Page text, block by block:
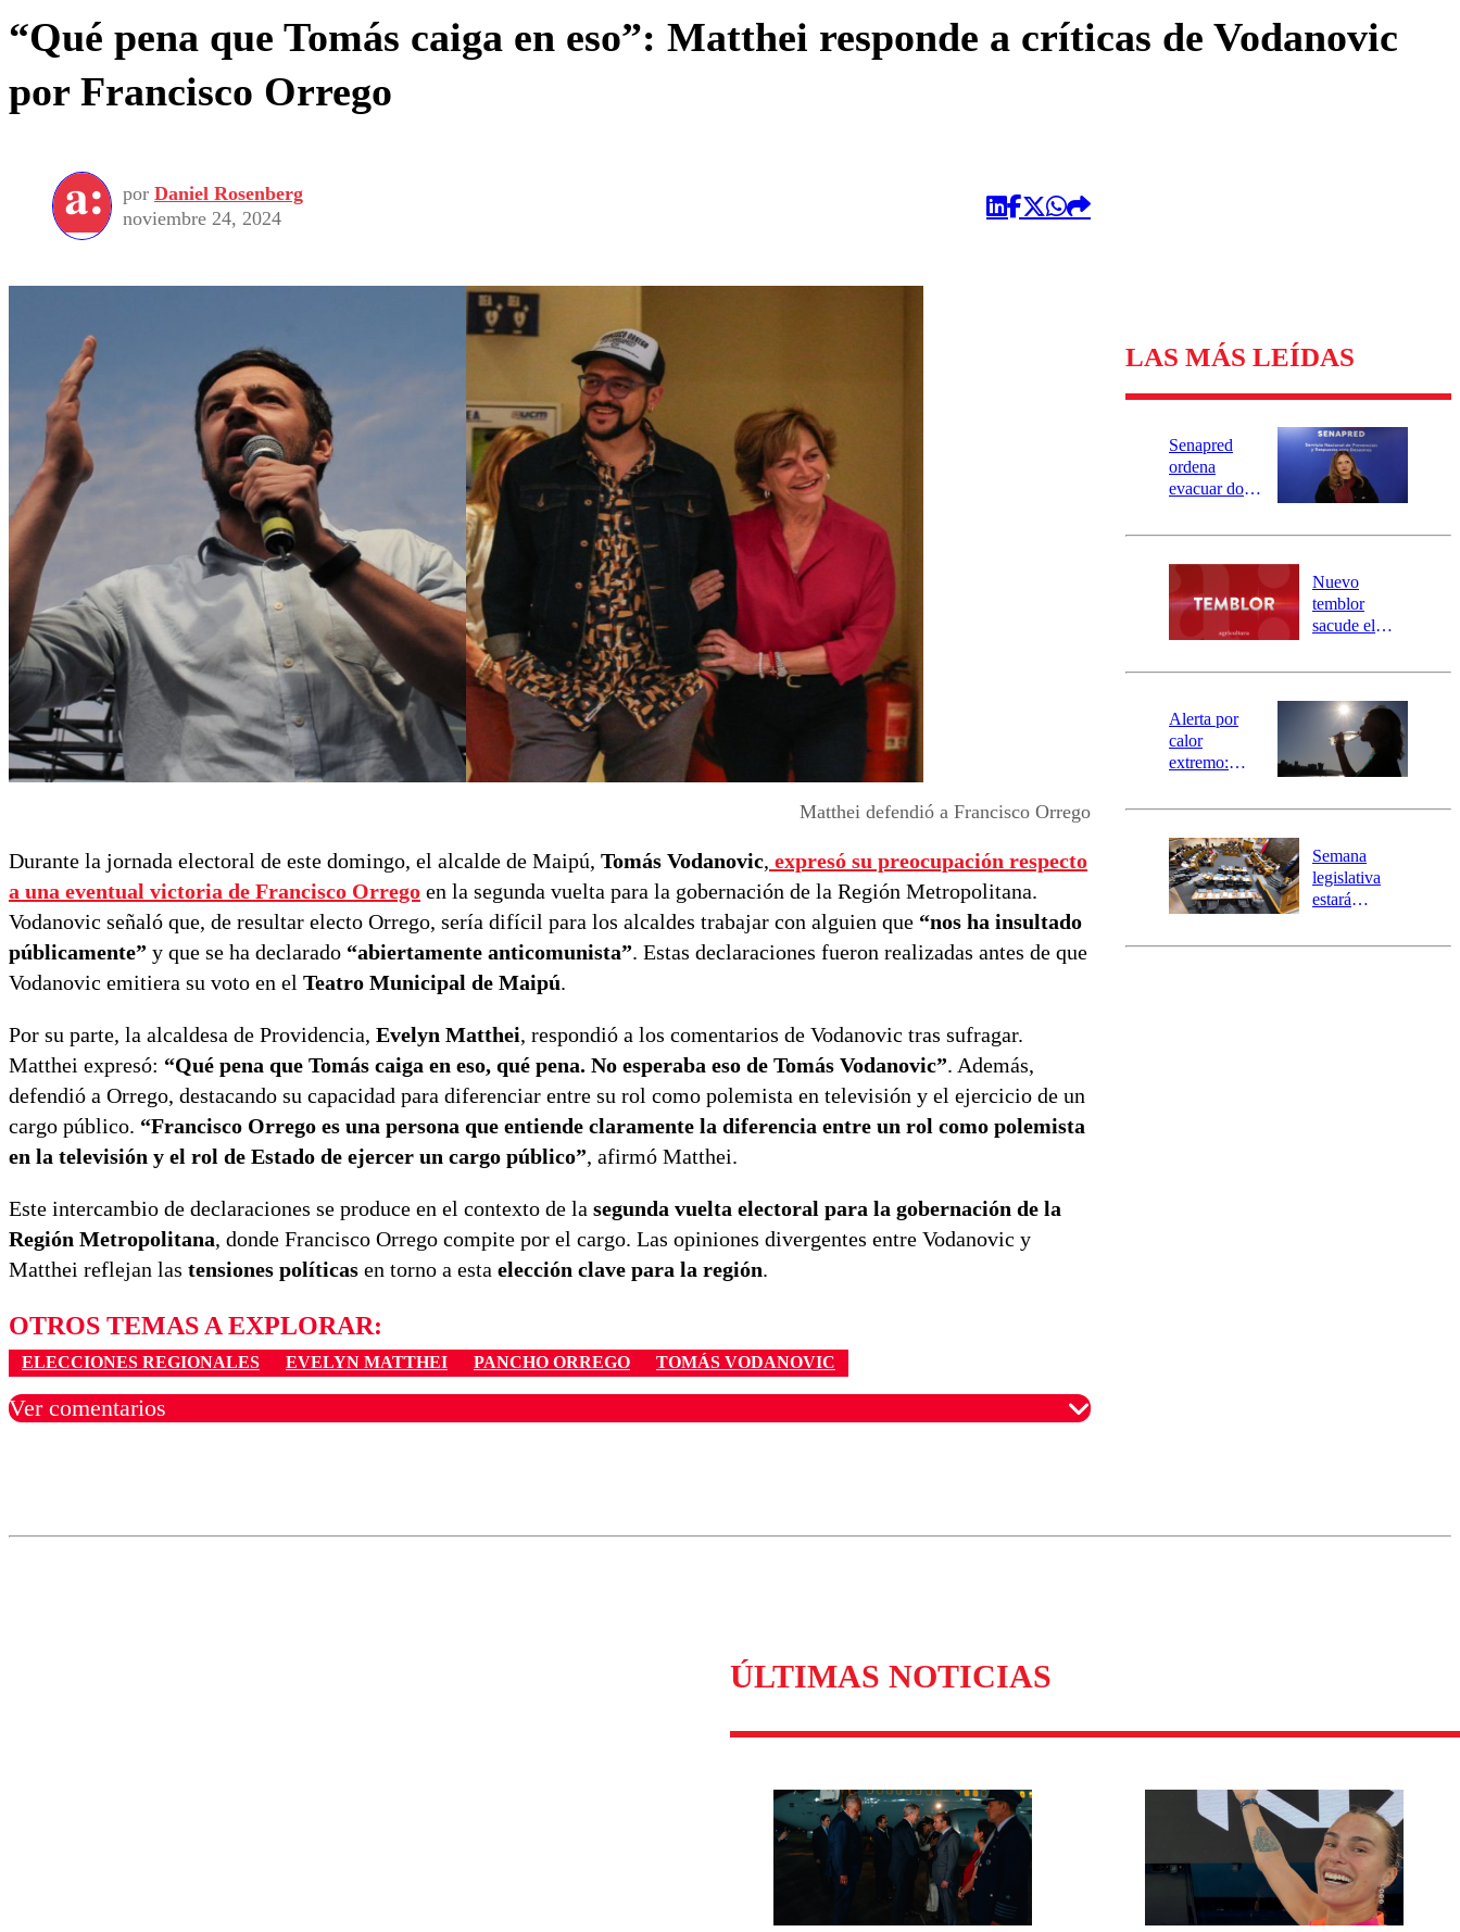
“Qué pena que Tomás caiga en eso”: Matthei responde a críticas de Vodanovic
por Francisco Orrego
por Daniel Rosenberg
noviembre 24, 2024
Matthei defendió a Francisco Orrego
Durante la jornada electoral de este domingo, el alcalde de Maipú, Tomás Vodanovic, expresó su preocupación respecto
a una eventual victoria de Francisco Orrego en la segunda vuelta para la gobernación de la Región Metropolitana.
Vodanovic señaló que, de resultar electo Orrego, sería difícil para los alcaldes trabajar con alguien que “nos ha insultado
públicamente” y que se ha declarado “abiertamente anticomunista”. Estas declaraciones fueron realizadas antes de que
Vodanovic emitiera su voto en el Teatro Municipal de Maipú.
Por su parte, la alcaldesa de Providencia, Evelyn Matthei, respondió a los comentarios de Vodanovic tras sufragar.
Matthei expresó: “Qué pena que Tomás caiga en eso, qué pena. No esperaba eso de Tomás Vodanovic”. Además,
defendió a Orrego, destacando su capacidad para diferenciar entre su rol como polemista en televisión y el ejercicio de un
cargo público. “Francisco Orrego es una persona que entiende claramente la diferencia entre un rol como polemista
en la televisión y el rol de Estado de ejercer un cargo público”, afirmó Matthei.
Este intercambio de declaraciones se produce en el contexto de la segunda vuelta electoral para la gobernación de la
Región Metropolitana, donde Francisco Orrego compite por el cargo. Las opiniones divergentes entre Vodanovic y
Matthei reflejan las tensiones políticas en torno a esta elección clave para la región.
OTROS TEMAS A EXPLORAR:
ELECCIONES REGIONALES EVELYN MATTHEI PANCHO ORREGO TOMÁS VODANOVIC
Ver comentarios
LAS MÁS LEÍDAS
Senapred
ordena
evacuar dos
Carahue por
río Damas:
activa
mensajería
SAE
Nuevo
temblor
sacude el
revisa la
epicentro
Alerta por
calor
extremo:
activa Alerta
Preventiva en
tres comunas
Semana
legislativa
estará
el fin de la
ÚLTIMAS NOTICIAS